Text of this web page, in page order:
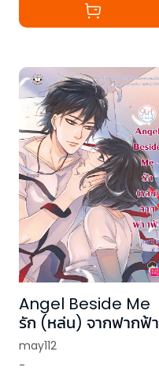
Angel Beside Me
รัก (หล่น) จากฟากฟ้า
may112
-